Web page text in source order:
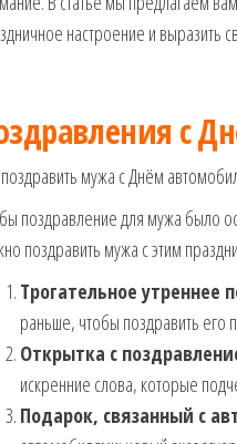
настроение и выразить
с
мужа с Днём
поздравление для мужа было
поздравить мужа с этим
Трогательное утреннее
раньше, чтобы поздравить его
Открытка с
искренние слова, которые
Подарок, связанный с